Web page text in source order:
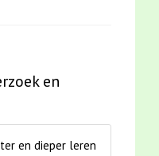
en
en dieper leren